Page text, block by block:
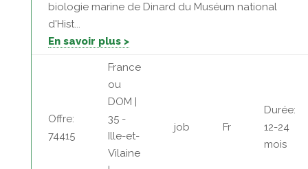
biologie marine de Dinard du Muséum national
d'Hist...
En savoir plus >
Offre:
74415
France
ou
DOM |
35 -
Ille-et-
Vilaine
job Fr
Durée:
12-24
mois